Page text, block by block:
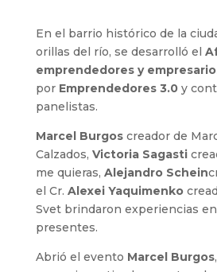
En el barrio histórico de la
orillas del río, se desarrolló el
emprendedores y
por Emprendedores 3.0y
panelistas.
Marcel Burgoscreador de
Calzados, Victoria Sagasti
me quieras, Alejandro Schein
el Cr. Alexei Yaquimenko
Svet brindaron experiencias
presentes.
Abrió el evento Marcel Burgos